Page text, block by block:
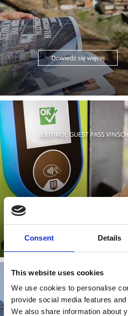
Consent Details
This website uses cookies
We use cookies to personalise
provide social media features
We also share information about
Dowiedz się więcej
SÜDTIROL GUEST PASS
ZIMOWE TYGODNIE